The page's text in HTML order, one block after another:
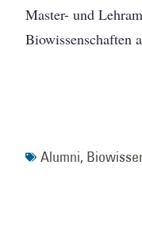
Master- und
Biowissenschaften
Alumni,